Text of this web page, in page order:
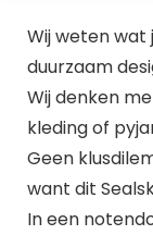
Wij weten wat
duurzaam
Wij denken
kleding of
Geen
want dit
In een